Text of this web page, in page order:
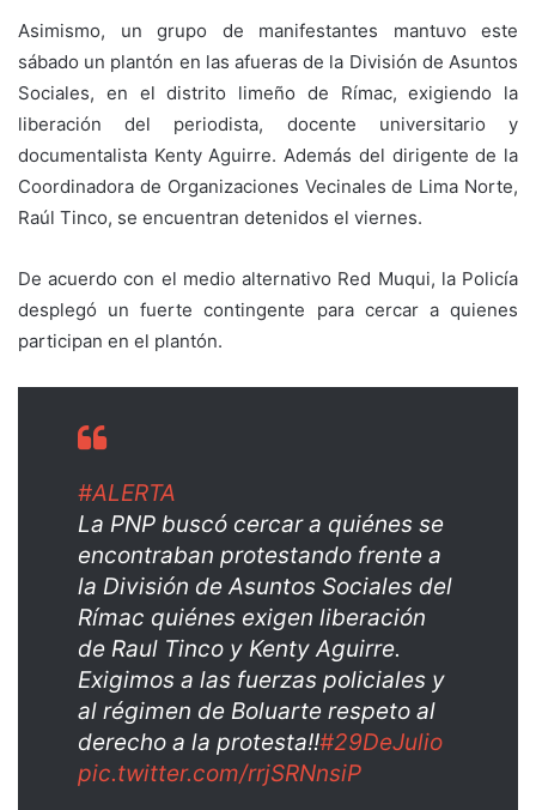
Asimismo, un grupo de manifestantes mantuvo este
sábado un plantón en las afueras de la División de Asuntos
Sociales, en el distrito limeño de Rímac, exigiendo la
liberación del periodista, docente universitario y
documentalista Kenty Aguirre. Además del dirigente de la
Coordinadora de Organizaciones Vecinales de Lima Norte,
Raúl Tinco, se encuentran detenidos el viernes.
De acuerdo con el medio alternativo Red Muqui, la Policía
desplegó un fuerte contingente para cercar a quienes
participan en el plantón.
#ALERTA
La PNP buscó cercar a quiénes se
encontraban protestando frente a
la División de Asuntos Sociales del
Rímac quiénes exigen liberación
de Raul Tinco y Kenty Aguirre.
Exigimos a las fuerzas policiales y
al régimen de Boluarte respeto al
derecho a la protesta!!#29DeJulio
pic.twitter.com/rrjSRNnsiP